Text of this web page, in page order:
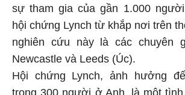
sự tham gia của gần 1.000
hội chứng Lynch từ khắp nơi trên
nghiên cứu này là các chuyên
Newcastle và Leeds (Úc).
Hội chứng Lynch, ảnh hưởng
trong 300 người ở Anh, là một